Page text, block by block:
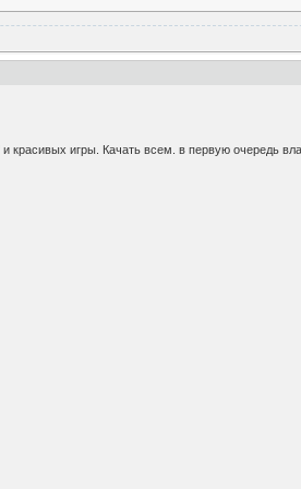
и красивых игры. Качать всем. в первую очередь